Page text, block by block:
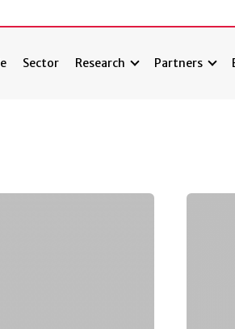
Sector Research Partners